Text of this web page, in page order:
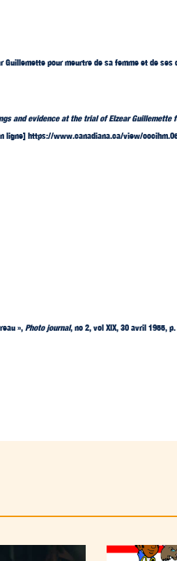
Guillemette pour meurtre de sa femme et de
and evidence at the trial of Elzear Guillemette
ligne] https://www.canadiana.ca/view/
»,Photo journal, no 2, vol XIX, 30 avril 1955,